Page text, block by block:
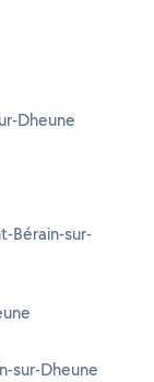
Dheune
Bérain-sur-
sur-Dheune